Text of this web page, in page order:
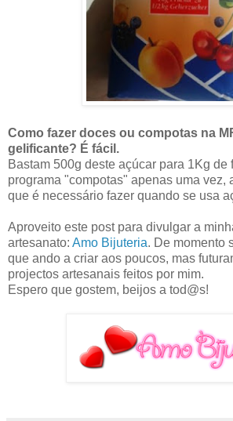
Como fazer doces ou compotas na
gelificante? É fácil.
Bastam 500g deste açúcar para 1Kg de
programa "compotas" apenas uma vez,
que é necessário fazer quando se usa
Aproveito este post para divulgar a
artesanato: Amo Bijuteria. De momento
que ando a criar aos poucos, mas
projectos artesanais feitos por mim.
Espero que gostem, beijos a tod@s!